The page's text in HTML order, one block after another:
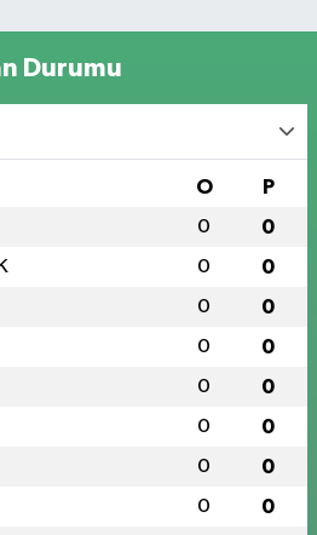
Durumu
O P
0 0
0 0
0 0
0 0
0 0
0 0
0 0
0 0